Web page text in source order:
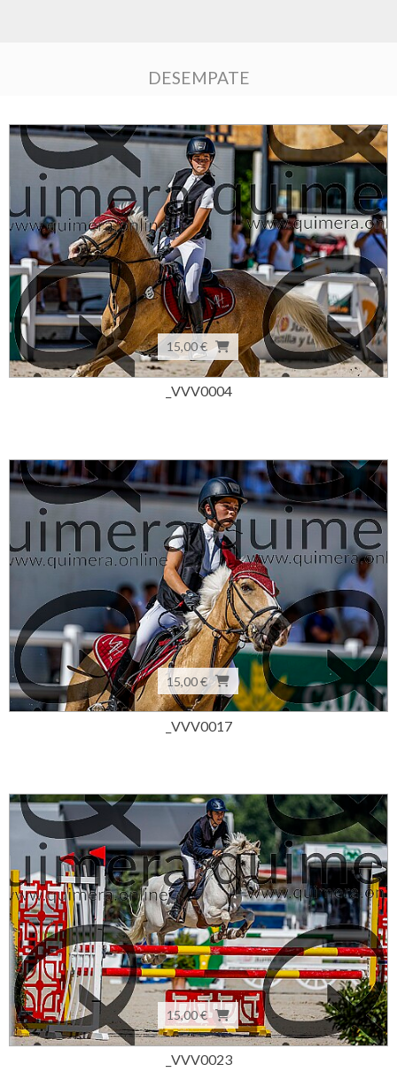
DESEMPATE
15,00 €
_VVV0004
15,00 €
_VVV0017
15,00 €
_VVV0023